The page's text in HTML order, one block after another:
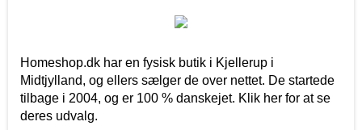
Homeshop.dk har en fysisk butik i Kjellerup i
Midtjylland, og ellers sælger de over nettet. De startede
tilbage i 2004, og er 100 % danskejet. Klik her for at se
deres udvalg.